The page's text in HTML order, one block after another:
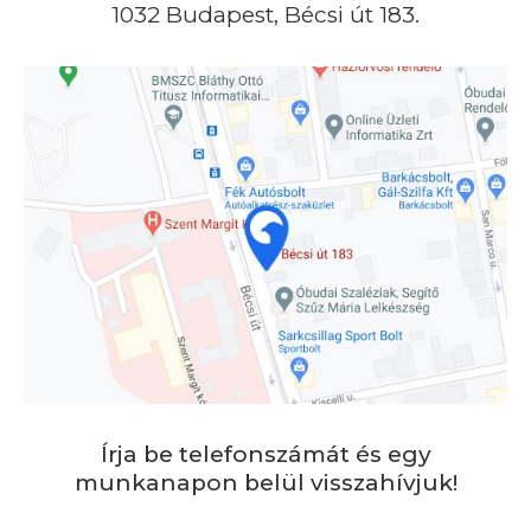
1032 Budapest, Bécsi út 183.
Írja be telefonszámát és egy
munkanapon belül visszahívjuk!